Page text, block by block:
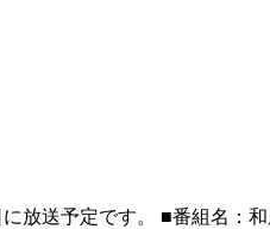
放送予定です。 ■番組名：